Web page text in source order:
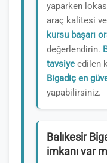
yaparken
araç kalitesi ve
kursu başarı
değerlendirin.
tavsiye edilen
Bigadiç en
yapabilirsiniz.
Balıkesir
imkanı var